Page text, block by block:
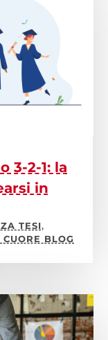
3-2-1: la
in
TESI,
BLOG